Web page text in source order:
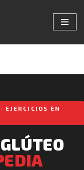
EJERCICIOS EN